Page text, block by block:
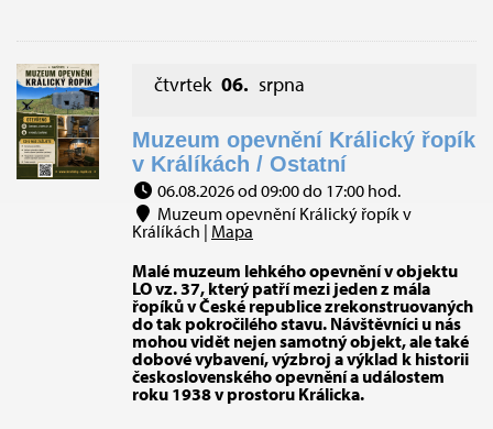
čtvrtek 06. srpna
Muzeum opevnění Králický řopík
v Králíkách / Ostatní
06.08.2026 od 09:00 do 17:00 hod.
Muzeum opevnění Králický řopík v
Králíkách | Mapa
Malé muzeum lehkého opevnění v objektu
LO vz. 37, který patří mezi jeden z mála
řopíků v České republice zrekonstruovaných
do tak pokročilého stavu. Návštěvníci u nás
mohou vidět nejen samotný objekt, ale také
dobové vybavení, výzbroj a výklad k historii
československého opevnění a událostem
roku 1938 v prostoru Králicka.